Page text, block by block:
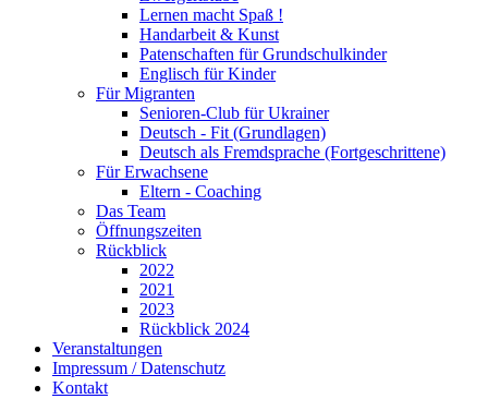
Lernen macht Spaß !
Handarbeit & Kunst
Patenschaften für Grundschulkinder
Englisch für Kinder
Für Migranten
Senioren-Club für Ukrainer
Deutsch - Fit (Grundlagen)
Deutsch als Fremdsprache (Fortgeschrittene)
Für Erwachsene
Eltern - Coaching
Das Team
Öffnungszeiten
Rückblick
2022
2021
2023
Rückblick 2024
Veranstaltungen
Impressum / Datenschutz
Kontakt